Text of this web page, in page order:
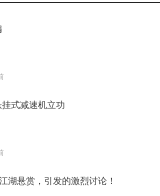
式减速机立功
湖悬赏，引发的激烈讨论！